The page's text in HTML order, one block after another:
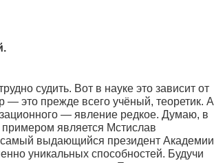
судить. Вот в науке это зависит от
— это прежде всего учёный, теоретик. А
— явление редкое. Думаю, в
является Мстислав
выдающийся президент Академии
уникальных способностей. Будучи